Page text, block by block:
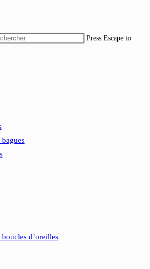
Press Escape to
bagues
boucles d’oreilles